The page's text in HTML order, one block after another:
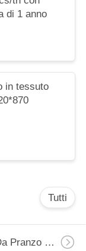
di 1 anno
in tessuto
Tutti
Tavolo Da Pranzo Fisso